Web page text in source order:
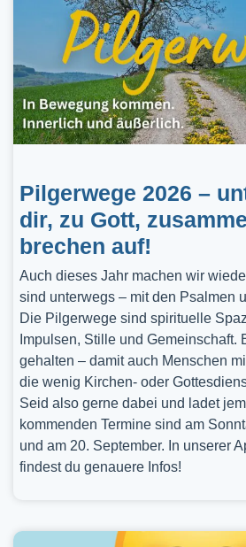
Pilgerwege 2026 –
dir, zu Gott,
brechen auf!
Auch dieses Jahr machen wir
sind unterwegs – mit den Psalmen
Die Pilgerwege sind spirituelle
Impulsen, Stille und Gemeinschaft.
gehalten – damit auch Menschen
die wenig Kirchen- oder
Seid also gerne dabei und ladet
kommenden Termine sind am
und am 20. September. In unserer
findest du genauere Infos!